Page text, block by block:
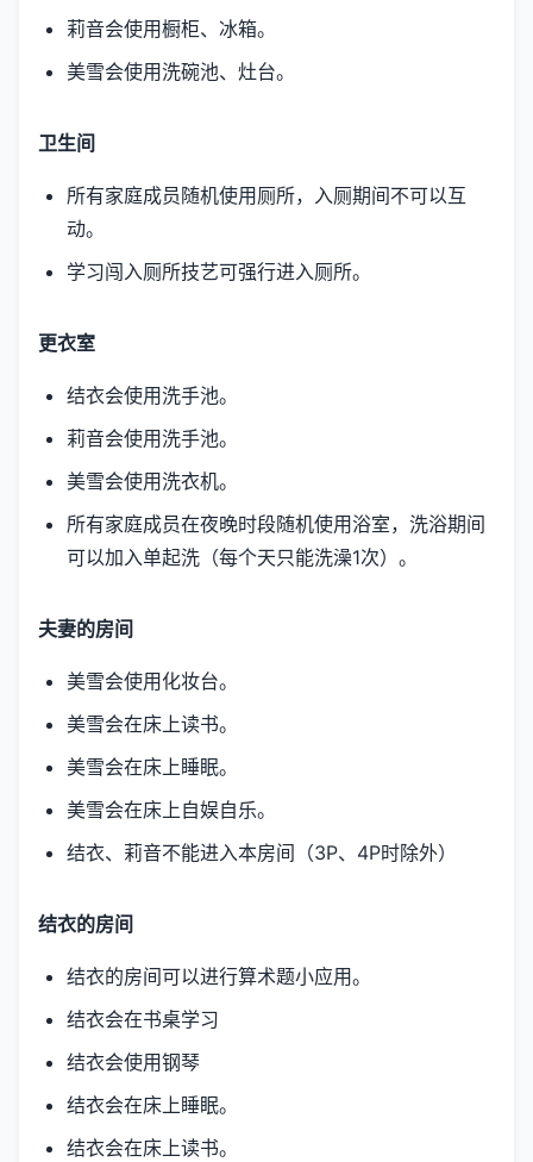
莉音会使用橱柜、冰箱。
美雪会使用洗碗池、灶台。
卫生间
所有家庭成员随机使用厕所，入厕期间不可以互
动。
学习闯入厕所技艺可强行进入厕所。
更衣室
结衣会使用洗手池。
莉音会使用洗手池。
美雪会使用洗衣机。
所有家庭成员在夜晚时段随机使用浴室，洗浴期间
可以加入单起洗（每个天只能洗澡1次）。
夫妻的房间
美雪会使用化妆台。
美雪会在床上读书。
美雪会在床上睡眠。
美雪会在床上自娱自乐。
结衣、莉音不能进入本房间（3P、4P时除外）
结衣的房间
结衣的房间可以进行算术题小应用。
结衣会在书桌学习
结衣会使用钢琴
结衣会在床上睡眠。
结衣会在床上读书。